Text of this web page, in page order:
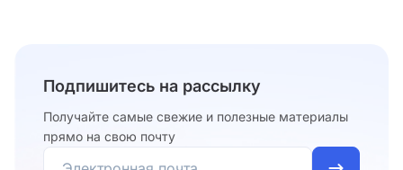
Подпишитесь на рассылку
Получайте самые свежие и полезные материалы
прямо на свою почту